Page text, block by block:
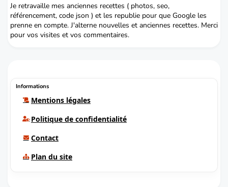
Je retravaille mes anciennes recettes ( photos, seo,
référencement, code json ) et les republie pour que Google les
prenne en compte. J'alterne nouvelles et anciennes recettes. Merci
pour vos visites et vos commentaires.
Informations
Mentions légales
Politique de confidentialité
Contact
Plan du site